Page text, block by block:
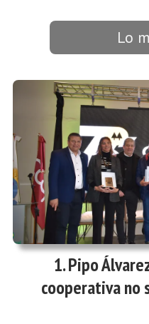
Lo
Pipo
cooperativa no